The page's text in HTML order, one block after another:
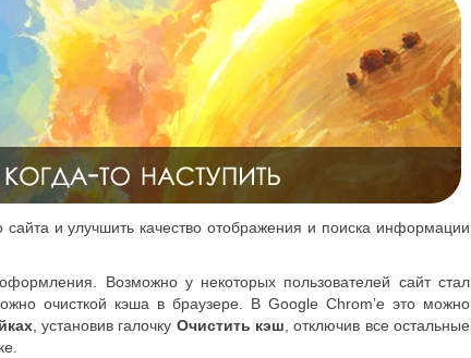
и улучшить качество отображения и поиска информации
Возможно у некоторых пользователей сайт стал
очисткой кэша в браузере. В Google Chrom’е это можно
, установив галочку Очистить кэш, отключив все остальные